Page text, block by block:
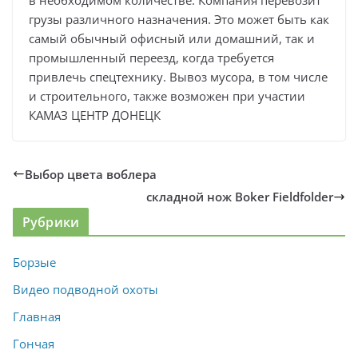
грузы различного назначения. Это может быть как
самый обычный офисный или домашний, так и
промышленный переезд, когда требуется
привлечь спецтехнику. Вывоз мусора, в том числе
и строительного, также возможен при участии
КАМАЗ ЦЕНТР ДОНЕЦК
Выбор цвета воблера
складной нож Boker Fieldfolder
Рубрики
Борзые
Видео подводной охоты
Главная
Гончая